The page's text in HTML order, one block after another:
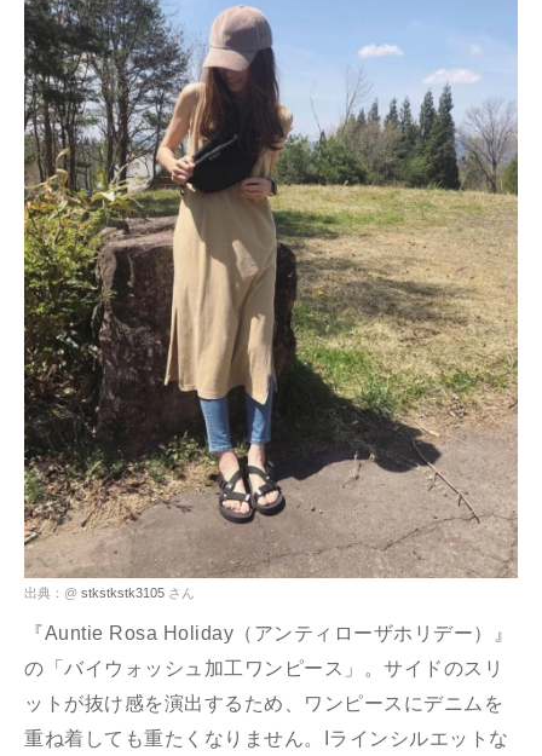
出典：@ stkstkstk3105 さん
『Auntie Rosa Holiday（アンティローザホリデー）』
の「バイウォッシュ加工ワンピース」。サイドのスリ
ットが抜け感を演出するため、ワンピースにデニムを
重ね着しても重たくなりません。Iラインシルエットな